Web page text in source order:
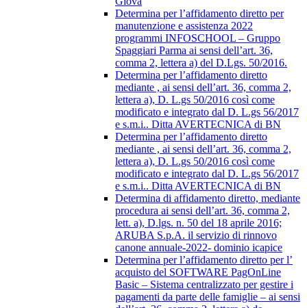
Determina per l’affidamento diretto per
manutenzione e assistenza 2022
programmi INFOSCHOOL – Gruppo
Spaggiari Parma ai sensi dell’art. 36,
comma 2, lettera a) del D.Lgs. 50/2016.
Determina per l’affidamento diretto
mediante , ai sensi dell’art. 36, comma 2,
lettera a), D. L.gs 50/2016 così come
modificato e integrato dal D. L.gs 56/2017
e s.m.i.. Ditta AVERTECNICA di BN
Determina per l’affidamento diretto
mediante , ai sensi dell’art. 36, comma 2,
lettera a), D. L.gs 50/2016 così come
modificato e integrato dal D. L.gs 56/2017
e s.m.i.. Ditta AVERTECNICA di BN
Determina di affidamento diretto, mediante
procedura ai sensi dell’art. 36, comma 2,
lett. a), D.lgs. n. 50 del 18 aprile 2016;
ARUBA S.p.A. il servizio di rinnovo
canone annuale-2022- dominio icapice
Determina per l’affidamento diretto per l’
acquisto del SOFTWARE PagOnLine
Basic – Sistema centralizzato per gestire i
pagamenti da parte delle famiglie – ai sensi